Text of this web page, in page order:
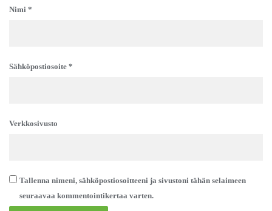
Nimi *
Sähköpostiosoite *
Verkkosivusto
Tallenna nimeni, sähköpostiosoitteeni ja sivustoni tähän selaimeen
seuraavaa kommentointikertaa varten.